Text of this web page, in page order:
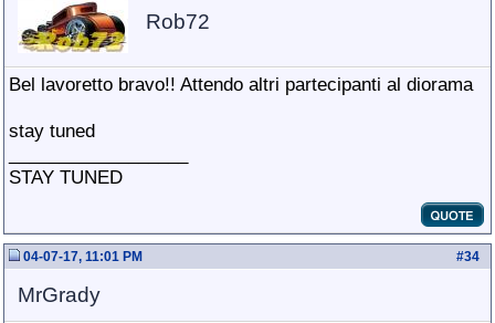
Rob72
Bel lavoretto bravo!! Attendo altri partecipanti al diorama
stay tuned
STAY TUNED
#34
04-07-17, 11:01 PM
MrGrady